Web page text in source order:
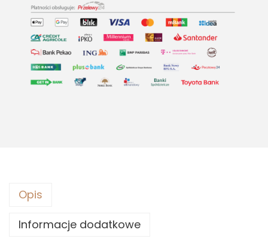
i
c
e
w
a
z
c
e
i
s
:
.
Opis
Informacje dodatkowe